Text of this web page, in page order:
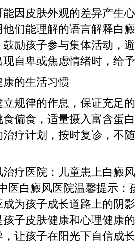
皮肤外观的差异产生心
们能理解的语言解释白
励孩子参与集体活动，
自卑或焦虑情绪时，给
的生活习惯
律的作息，保证充足的
偏食，适量摄入富含蛋
疗计划，按时复诊，不
医院：儿童患上白癜风
医白癜风医院温馨提示：
为孩子成长道路上的阴
子皮肤健康和心理健康
让孩子在阳光下自信成